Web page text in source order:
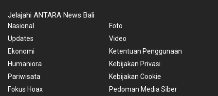
Jelajahi ANTARA News Bali
Nasional
Updates
Ekonomi
Humaniora
Pariwisata
Fokus Hoax
Foto
Video
Ketentuan Penggunaan
Kebijakan Privasi
Kebijakan Cookie
Pedoman Media Siber